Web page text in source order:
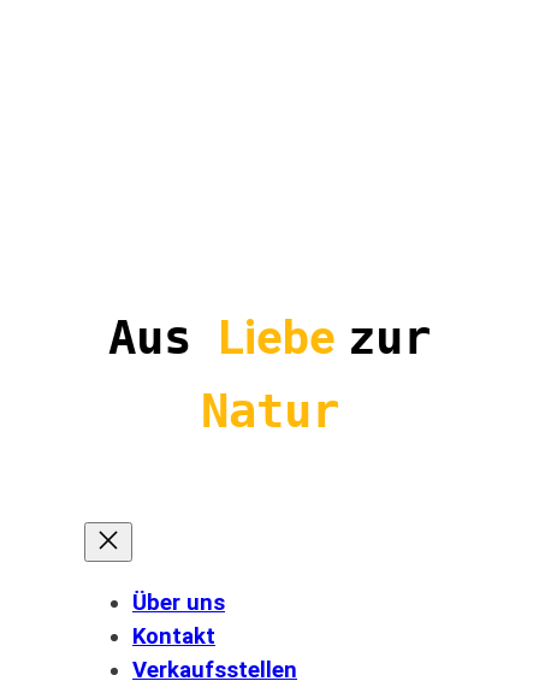
Aus Liebe zur
Natur
Über uns
Kontakt
Verkaufsstellen